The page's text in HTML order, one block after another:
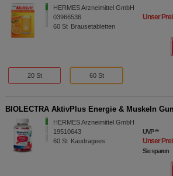
HERMES Arzneimittel GmbH
03966536
60 St Brausetabletten
Unser
20 St 60 St
BIOLECTRA AktivPlus Energie & Muskeln
HERMES Arzneimittel GmbH
19510643
60 St Kaudragees
UVP**
Unser
Sie sparen